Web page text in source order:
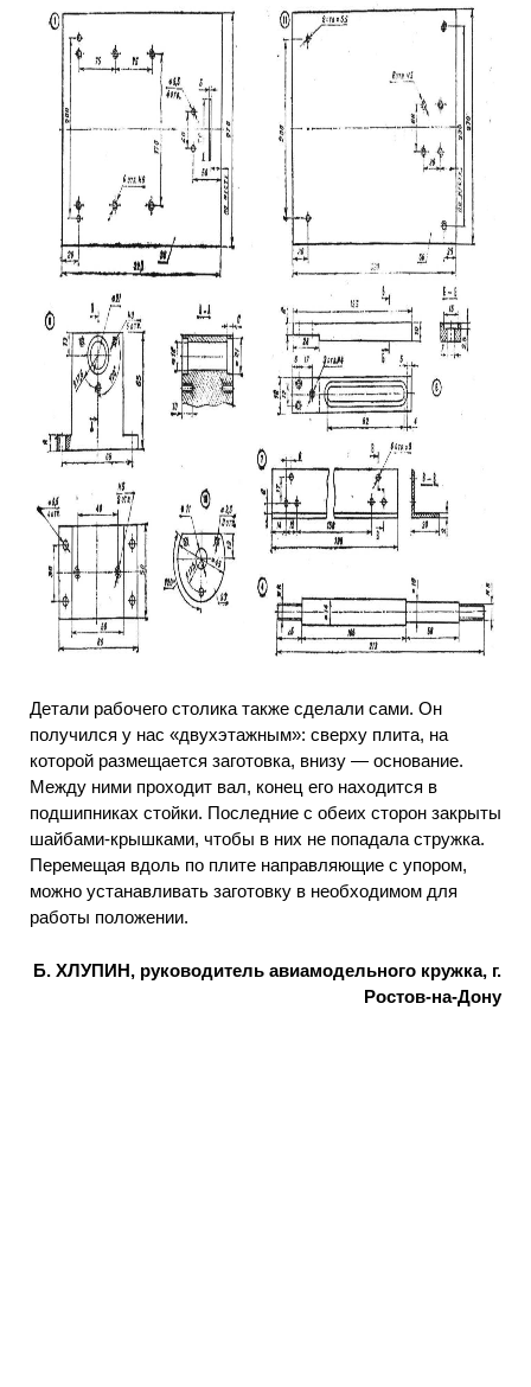
Детали рабочего столика также сделали сами. Он
получился у нас «двухэтажным»: сверху плита, на
которой размещается заготовка, внизу — основание.
Между ними проходит вал, конец его находится в
подшипниках стойки. Последние с обеих сторон закрыты
шайбами-крышками, чтобы в них не попадала стружка.
Перемещая вдоль по плите направляющие с упором,
можно устанавливать заготовку в необходимом для
работы положении.
Б. ХЛУПИН, руководитель авиамодельного кружка, г.
Ростов-на-Дону